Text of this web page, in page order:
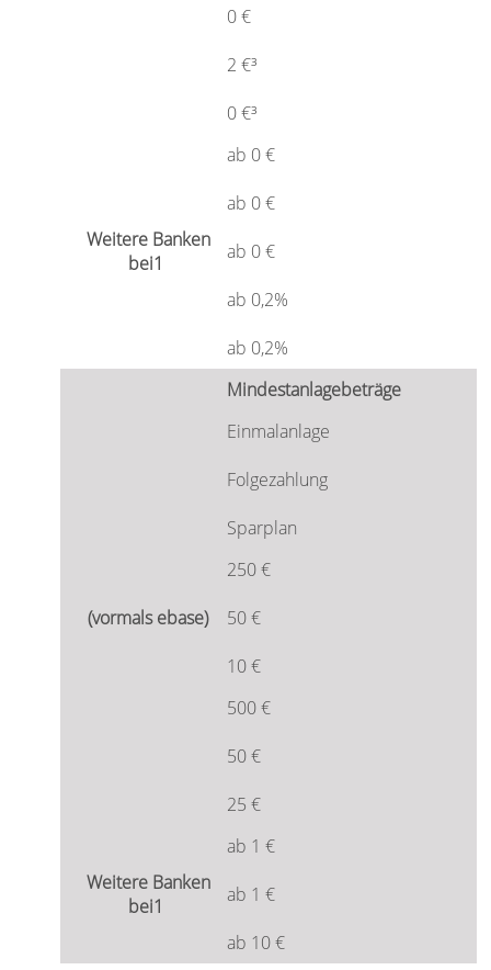
0 €
2 €³
0 €³
ab 0 €
ab 0 €
ab 0 €
ab 0,2%
ab 0,2%
Mindestanlagebeträge
Einmalanlage
Folgezahlung
Sparplan
250 €
50 €
10 €
500 €
50 €
25 €
ab 1 €
ab 1 €
ab 10 €